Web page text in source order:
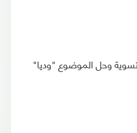
وحل الموضوع "وديا"